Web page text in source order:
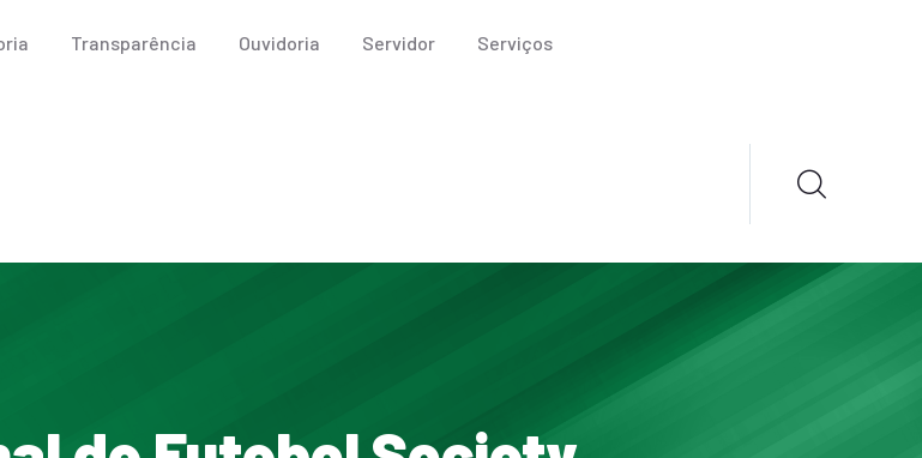
Transparência Ouvidoria Servidor Serviços